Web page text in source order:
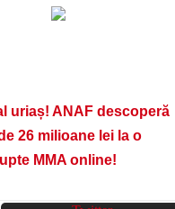
uriaș! ANAF descoperă
26 milioane lei la o
MMA online!